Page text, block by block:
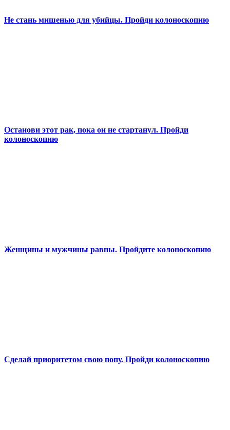
Не стань мишенью для убийцы. Пройди колоноскопию
Останови этот рак, пока он не стартанул. Пройди
колоноскопию
Женщины и мужчины равны. Пройдите колоноскопию
Сделай приоритетом свою попу. Пройди колоноскопию